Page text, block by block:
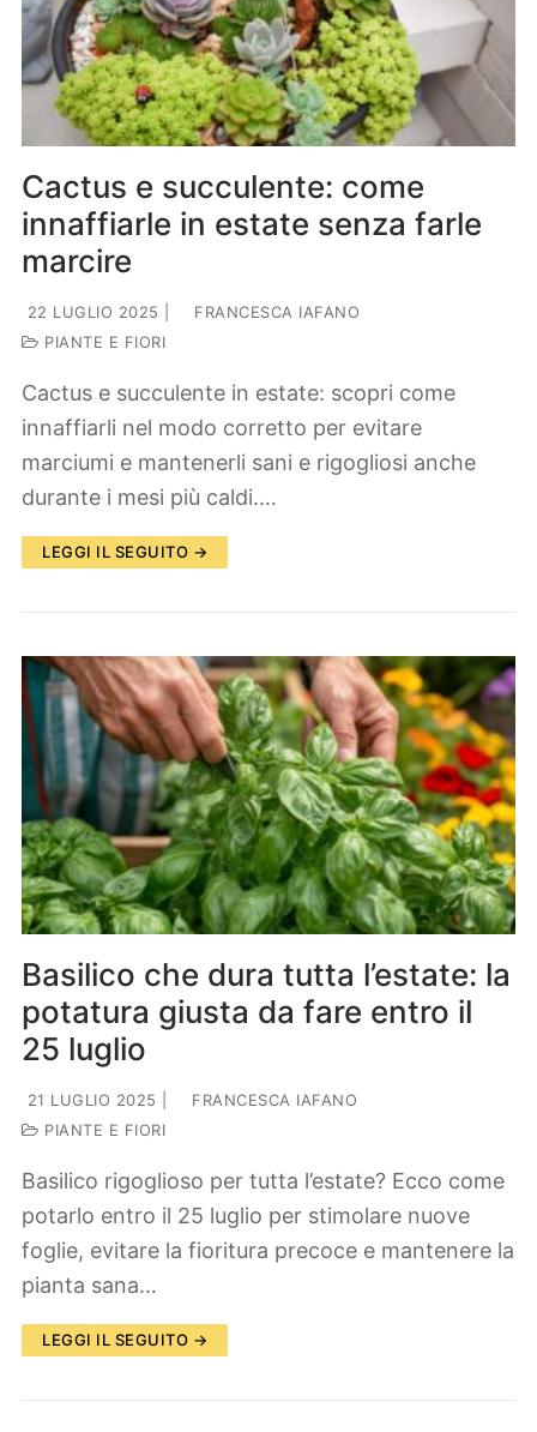
Cactus e succulente: come
innaffiarle in estate senza farle
marcire
22 LUGLIO 2025
FRANCESCA IAFANO
PIANTE E FIORI
Cactus e succulente in estate: scopri come
innaffiarli nel modo corretto per evitare
marciumi e mantenerli sani e rigogliosi anche
durante i mesi più caldi.…
LEGGI IL SEGUITO →
Basilico che dura tutta l’estate: la
potatura giusta da fare entro il
25 luglio
21 LUGLIO 2025
FRANCESCA IAFANO
PIANTE E FIORI
Basilico rigoglioso per tutta l’estate? Ecco come
potarlo entro il 25 luglio per stimolare nuove
foglie, evitare la fioritura precoce e mantenere la
pianta sana…
LEGGI IL SEGUITO →